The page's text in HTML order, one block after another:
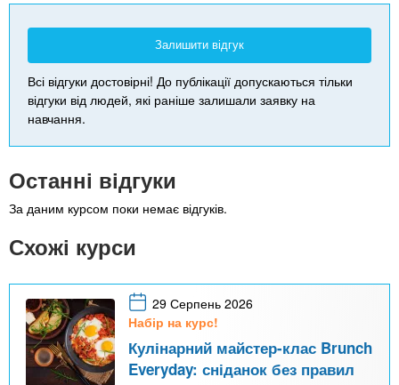
Залишити відгук
Всі відгуки достовірні! До публікації допускаються тільки
відгуки від людей, які раніше залишали заявку на
навчання.
Останні відгуки
За даним курсом поки немає відгуків.
Схожі курси
29 Серпень 2026
Набір на курс!
Кулінарний майстер-клас Brunch
Everyday: сніданок без правил